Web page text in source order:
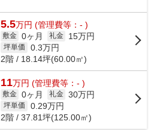
5.5万円 (管理費等：- )
敷金 0ヶ月 礼金 15万円
坪単価 0.3万円
2階 / 18.14坪(60.00㎡)
11万円 (管理費等：- )
敷金 0ヶ月 礼金 30万円
坪単価 0.29万円
2階 / 37.81坪(125.00㎡)